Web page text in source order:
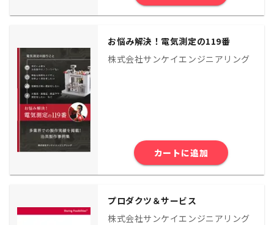
お悩み解決！電気測定の119番
株式会社サンケイエンジニアリング
カートに追加
プロダクツ＆サービス
株式会社サンケイエンジニアリング